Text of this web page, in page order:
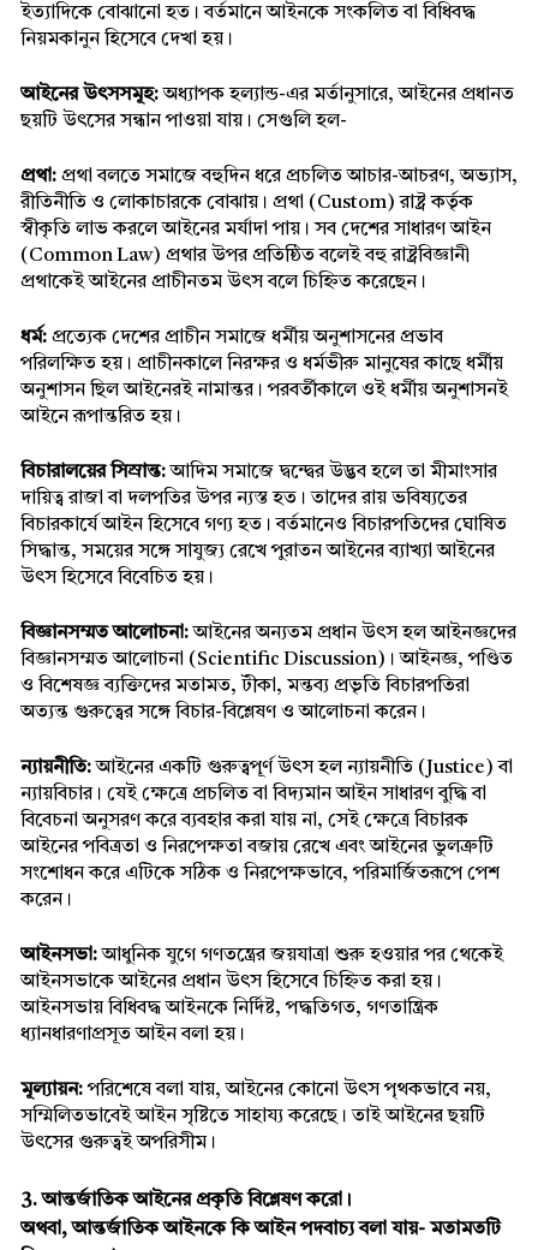
ইত্যাদিকে বোঝানো হত। বর্তমানে আইনকে সংকলিত বা বিধিবদ্ধ
নিয়মকানুন হিসেবে দেখা হয়।
আইনের উৎসসমূহ: অধ্যাপক হল্যান্ড-এর মর্তানুসারে, আইনের প্রধানত
ছয়টি উৎসের সন্ধান পাওয়া যায়। সেগুলি হল-
প্রথা: প্রথা বলতে সমাজে বহুদিন ধরে প্রচলিত আচার-আচরণ, অভ্যাস,
রীতিনীতি ও লোকাচারকে বোঝায়। প্রথা (Custom) রাষ্ট্র কর্তৃক
স্বীকৃতি লাভ করলে আইনের মর্যাদা পায়। সব দেশের সাধারণ আইন
(Common Law) প্রথার উপর প্রতিষ্ঠিত বলেই বহু রাষ্ট্রবিজ্ঞানী
প্রথাকেই আইনের প্রাচীনতম উৎস বলে চিহ্নিত করেছেন।
ধর্ম: প্রত্যেক দেশের প্রাচীন সমাজে ধর্মীয় অনুশাসনের প্রভাব
পরিলক্ষিত হয়। প্রাচীনকালে নিরক্ষর ও ধর্মভীরু মানুষের কাছে ধর্মীয়
অনুশাসন ছিল আইনেরই নামান্তর। পরবর্তীকালে ওই ধর্মীয় অনুশাসনই
আইনে রূপান্তরিত হয়।
বিচারালয়ের সিস্রান্ত: আদিম সমাজে দ্বন্দ্বের উদ্ভব হলে তা মীমাংসার
দায়িত্ব রাজা বা দলপতির উপর ন্যস্ত হত। তাদের রায় ভবিষ্যতের
বিচারকার্যে আইন হিসেবে গণ্য হত। বর্তমানেও বিচারপতিদের ঘোষিত
সিদ্ধান্ত, সময়ের সঙ্গে সাযুজ্য রেখে পুরাতন আইনের ব্যাখ্যা আইনের
উৎস হিসেবে বিবেচিত হয়।
বিজ্ঞানসম্মত আলোচনা: আইনের অন্যতম প্রধান উৎস হল আইনজ্ঞদের
বিজ্ঞানসম্মত আলোচনা (Scientific Discussion)। আইনজ্ঞ, পণ্ডিত
ও বিশেষজ্ঞ ব্যক্তিদের মতামত, টীকা, মন্তব্য প্রভৃতি বিচারপতিরা
অত্যন্ত গুরুত্বের সঙ্গে বিচার-বিশ্লেষণ ও আলোচনা করেন।
ন্যায়নীতি: আইনের একটি গুরুত্বপূর্ণ উৎস হল ন্যায়নীতি (Justice) বা
ন্যায়বিচার। যেই ক্ষেত্রে প্রচলিত বা বিদ্যমান আইন সাধারণ বুদ্ধি বা
বিবেচনা অনুসরণ করে ব্যবহার করা যায় না, সেই ক্ষেত্রে বিচারক
আইনের পবিত্রতা ও নিরপেক্ষতা বজায় রেখে এবং আইনের ভুলত্রুটি
সংশোধন করে এটিকে সঠিক ও নিরপেক্ষভাবে, পরিমার্জিতরূপে পেশ
করেন।
আইনসভা: আধুনিক যুগে গণতন্ত্রের জয়যাত্রা শুরু হওয়ার পর থেকেই
আইনসভাকে আইনের প্রধান উৎস হিসেবে চিহ্নিত করা হয়।
আইনসভায় বিধিবদ্ধ আইনকে নির্দিষ্ট, পদ্ধতিগত, গণতান্ত্রিক
ধ্যানধারণাপ্রসূত আইন বলা হয়।
মূল্যায়ন: পরিশেষে বলা যায়, আইনের কোনো উৎস পৃথকভাবে নয়,
সম্মিলিতভাবেই আইন সৃষ্টিতে সাহায্য করেছে। তাই আইনের ছয়টি
উৎসের গুরুত্বই অপরিসীম।
3. আন্তর্জাতিক আইনের প্রকৃতি বিশ্লেষণ করো।
অথবা, আন্তর্জাতিক আইনকে কি আইন পদবাচ্য বলা যায়- মতামতটি